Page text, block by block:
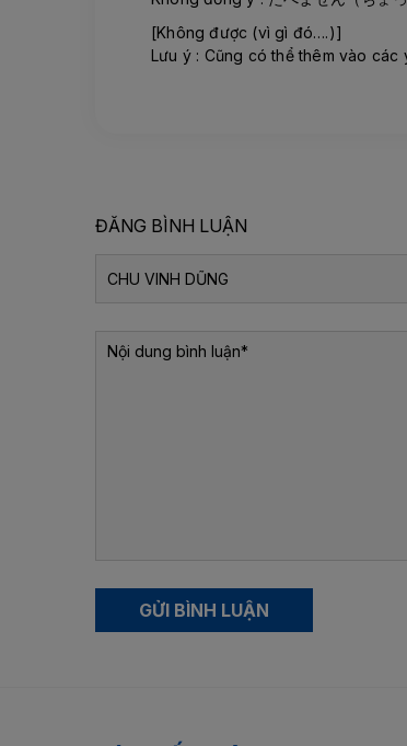
[Không được (vì gì đó….)]
Lưu ý : Cũng có thể thêm vào
ĐĂNG BÌNH LUẬN
GỬI BÌNH LUẬN